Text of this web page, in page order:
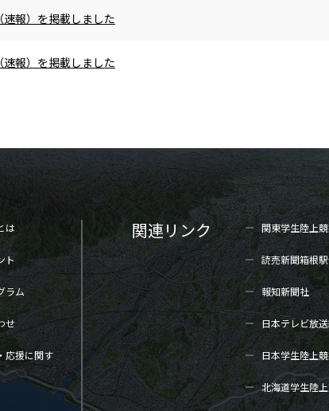
報）を掲載しました
報）を掲載しました
は
ト
ラム
せ
応援に関す
関連リンク 関東学生陸上
読売新聞箱根
報知新聞社
日本テレビ放
日本学生陸上
北海道学生陸上